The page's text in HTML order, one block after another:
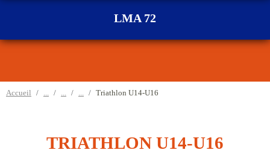
LMA 72
Accueil Triathlon U14-U16
TRIATHLON U14-U16